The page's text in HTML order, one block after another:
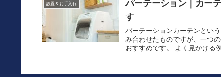
設置＆お手入れ
パーテーション｜カー
す
パーテーションカーテンとい
み合わせたものですが、一つ
おすすめです。 よく見かける